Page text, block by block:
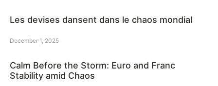
Les devises dansent dans le chaos mondial
December 1, 2025
Calm Before the Storm: Euro and Franc
Stability amid Chaos